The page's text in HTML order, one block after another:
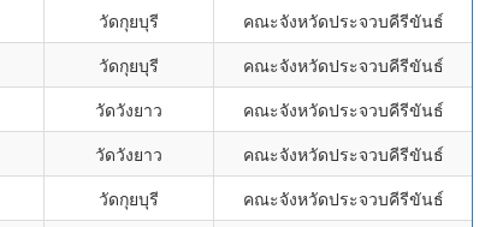
วัดกุยบุรี
คณะจังหวัดประจวบคีรีขันธ์
วัดกุยบุรี
คณะจังหวัดประจวบคีรีขันธ์
วัดวังยาว
คณะจังหวัดประจวบคีรีขันธ์
วัดวังยาว
คณะจังหวัดประจวบคีรีขันธ์
วัดกุยบุรี คณะจังหวัดประจวบคีรีขันธ์